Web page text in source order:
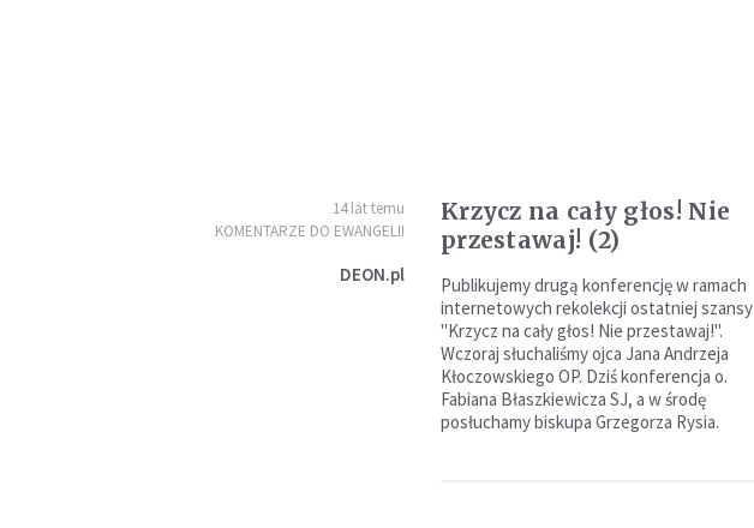
14 lat temu
KOMENTARZE DO EWANGELII
DEON.pl
Krzycz na cały głos! Nie
przestawaj! (2)
Publikujemy drugą konferencję w ramach
internetowych rekolekcji ostatniej szansy
"Krzycz na cały głos! Nie przestawaj!".
Wczoraj słuchaliśmy ojca Jana Andrzeja
Kłoczowskiego OP. Dziś konferencja o.
Fabiana Błaszkiewicza SJ, a w środę
posłuchamy biskupa Grzegorza Rysia.